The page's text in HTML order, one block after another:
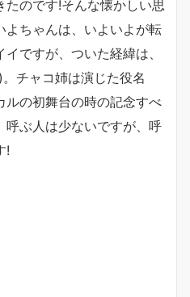
たのです!そんな懐かしい思
よちゃんは、いよいよが転
ですが、ついた経緯は、
チャコ姉は演じた役名
ルの初舞台の時の記念すべ
呼ぶ人は少ないですが、呼
!